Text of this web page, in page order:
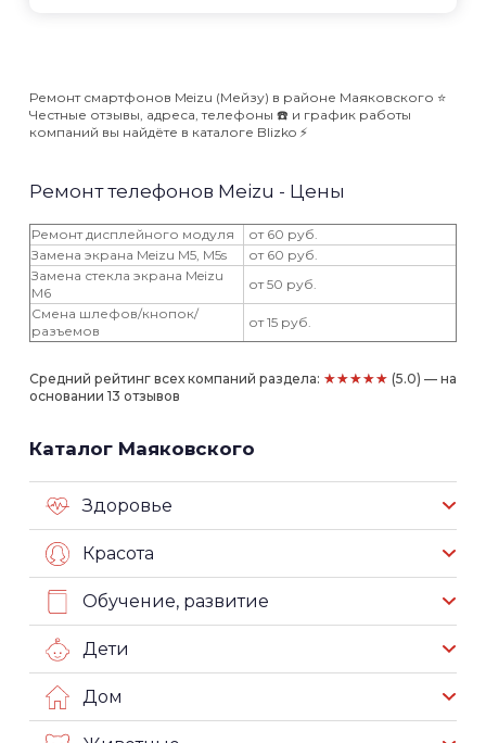
Ремонт смартфонов Meizu (Мейзу) в районе Маяковского ⭐️
Честные отзывы, адреса, телефоны ☎️ и график работы
компаний вы найдёте в каталоге Blizko ⚡️
Ремонт телефонов Meizu - Цены
Ремонт дисплейного модуля
от 60 руб.
Замена экрана Meizu M5, M5s
от 60 руб.
Замена стекла экрана Meizu
M6
от 50 руб.
Смена шлефов/кнопок/
разъемов
от 15 руб.
Средний рейтинг всех компаний раздела: ★★★★★ (5.0) — на
основании 13 отзывов
Каталог Маяковского
Здоровье
Красота
Обучение, развитие
Дети
Дом